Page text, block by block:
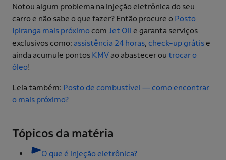
Notou algum problema na injeção eletrônica do seu
carro e não sabe o que fazer? Então procure o Posto
Ipiranga mais próximocom Jet Oil e garanta serviços
exclusivos como: assistência 24 horas, check-up grátise
ainda acumule pontos KMV ao abastecer ou trocar o
óleo!
Leia também: Posto de combustível — como encontrar
o mais próximo?
Tópicos da matéria
O que é injeção eletrônica?